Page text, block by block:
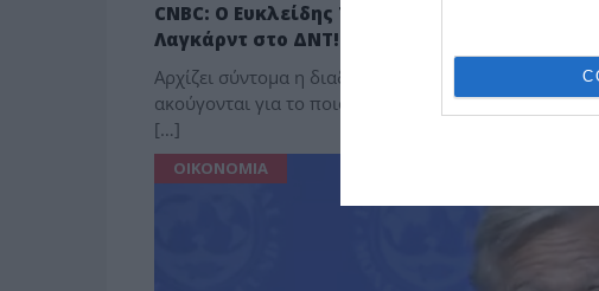
CNBC: Ο Ευκλείδης Τσακαλώτος μεταξύ των
Λαγκάρντ στο ΔΝΤ!
Αρχίζει σύντομα η διαδικασία επιλογής νέου
ακούγονται για το ποιος θα διαδεχθεί την Κριστίν
[…]
ΟΙΚΟΝΟΜΙΑ